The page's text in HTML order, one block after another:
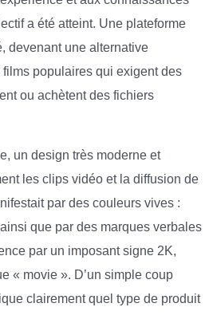
a été atteint. Une plateforme
devenant une alternative
populaires qui exigent des
ou achètent des fichiers
un design très moderne et
les clips vidéo et la diffusion de
par des couleurs vives :
que par des marques verbales
par un imposant signe 2K,
« movie ». D’un simple coup
clairement quel type de produit